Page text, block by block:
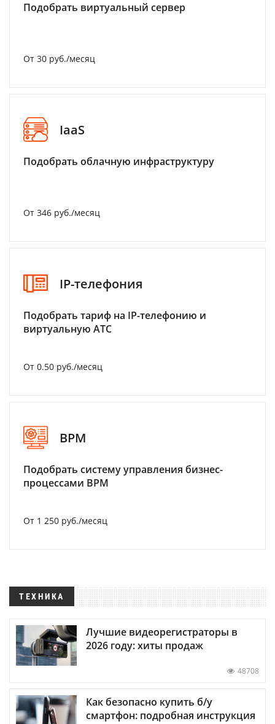
Подобрать виртуальный сервер
От 30 руб./месяц
IaaS
Подобрать облачную инфраструктуру
От 346 руб./месяц
IP-телефония
Подобрать тариф на IP-телефонию и
виртуальную АТС
От 0.50 руб./месяц
BPM
Подобрать систему управления бизнес-
процессами BPM
От 1 250 руб./месяц
ТЕХНИКА
Лучшие видеорегистраторы в
2026 году: хиты продаж
48708
Как безопасно купить б/у
смартфон: подробная инструкция